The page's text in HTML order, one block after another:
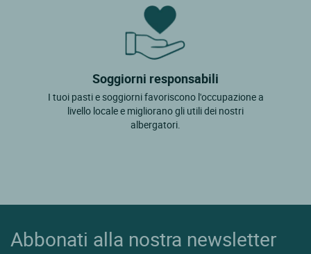
Soggiorni responsabili
I tuoi pasti e soggiorni favoriscono l'occupazione a
livello locale e migliorano gli utili dei nostri
albergatori.
Abbonati alla nostra newsletter